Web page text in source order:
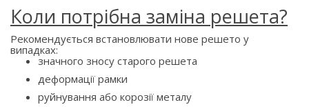
Коли потрібна заміна решета?
Рекомендується встановлювати нове решето у
випадках:
значного зносу старого решета
деформації рамки
руйнування або корозії металу